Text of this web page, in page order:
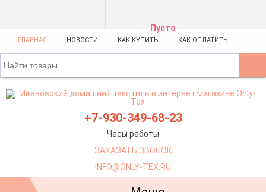
Пусто
ГЛАВНАЯ НОВОСТИ КАК КУПИТЬ КАК ОПЛАТИТЬ
+7-930-349-68-23
Часы работы
ЗАКАЗАТЬ ЗВОНОК
INFO@ONLY-TEX.RU